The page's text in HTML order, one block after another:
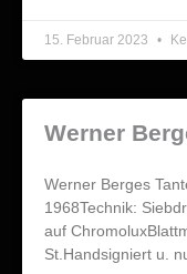
15. Februar 2023
Werner
Werner Berges
1968Technik:
auf
St.Handsigniert u.